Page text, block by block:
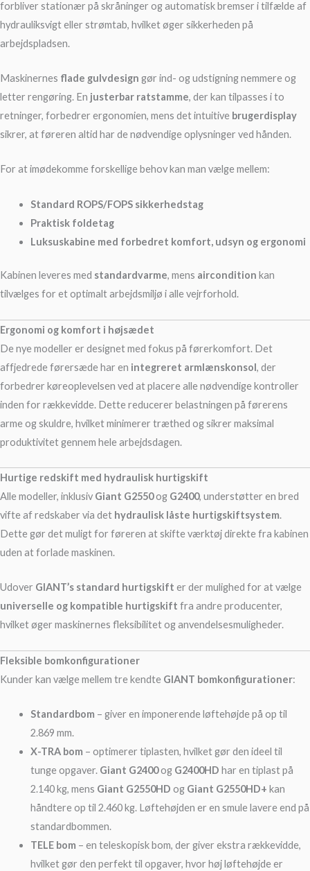
forbliver stationær på skråninger og automatisk bremser i tilfælde af
hydrauliksvigt eller strømtab, hvilket øger sikkerheden på
arbejdspladsen.
Maskinernes flade gulvdesign gør ind- og udstigning nemmere og
letter rengøring. En justerbar ratstamme, der kan tilpasses i to
retninger, forbedrer ergonomien, mens det intuitive brugerdisplay
sikrer, at føreren altid har de nødvendige oplysninger ved hånden.
For at imødekomme forskellige behov kan man vælge mellem:
Standard ROPS/FOPS sikkerhedstag
Praktisk foldetag
Luksuskabine med forbedret komfort, udsyn og ergonomi
Kabinen leveres med standardvarme, mens aircondition kan
tilvælges for et optimalt arbejdsmiljø i alle vejrforhold.
Ergonomi og komfort i højsædet
De nye modeller er designet med fokus på førerkomfort. Det
affjedrede førersæde har en integreret armlænskonsol, der
forbedrer køreoplevelsen ved at placere alle nødvendige kontroller
inden for rækkevidde. Dette reducerer belastningen på førerens
arme og skuldre, hvilket minimerer træthed og sikrer maksimal
produktivitet gennem hele arbejdsdagen.
Hurtige redskift med hydraulisk hurtigskift
Alle modeller, inklusiv Giant G2550og G2400, understøtter en bred
vifte af redskaber via det hydraulisk låste hurtigskiftsystem.
Dette gør det muligt for føreren at skifte værktøj direkte fra kabinen
uden at forlade maskinen.
Udover GIANT’s standard hurtigskift er der mulighed for at vælge
universelle og kompatible hurtigskift fra andre producenter,
hvilket øger maskinernes fleksibilitet og anvendelsesmuligheder.
Fleksible bomkonfigurationer
Kunder kan vælge mellem tre kendte GIANT bomkonfigurationer:
Standardbom – giver en imponerende løftehøjde på op til
2.869 mm.
X-TRA bom – optimerer tiplasten, hvilket gør den ideel til
tunge opgaver. Giant G2400og G2400HD har en tiplast på
2.140 kg, mens Giant G2550HD og Giant G2550HD+ kan
håndtere op til 2.460 kg. Løftehøjden er en smule lavere end på
standardbommen.
TELE bom – en teleskopisk bom, der giver ekstra rækkevidde,
hvilket gør den perfekt til opgaver, hvor høj løftehøjde er